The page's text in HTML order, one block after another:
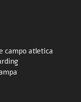
campo atletica